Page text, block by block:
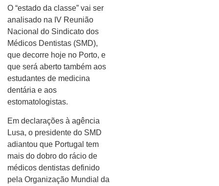
O “estado da classe” vai ser
analisado na IV Reunião
Nacional do Sindicato dos
Médicos Dentistas (SMD),
que decorre hoje no Porto, e
que será aberto também aos
estudantes de medicina
dentária e aos
estomatologistas.
Em declarações à agência
Lusa, o presidente do SMD
adiantou que Portugal tem
mais do dobro do rácio de
médicos dentistas definido
pela Organização Mundial da